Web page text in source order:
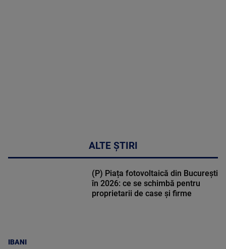
ALTE ȘTIRI
IBANI
(P) Piața fotovoltaică din București
în 2026: ce se schimbă pentru
proprietarii de case și firme